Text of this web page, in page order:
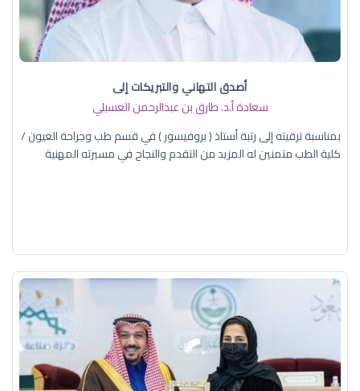
أصدق التهاني والتبريكات إلى
سعادة أ.د. ​طارق بن عبدالرحمن العسبلي
بمناسبة ترقيته إلى رتبة أستاذ ( بروفيسور ) في قسم طب وجراحة العيون /
كلية الطب متمنين له المزيد من التقدم والنجاح في مسيرته المهنية